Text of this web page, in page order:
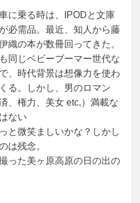
に乗る時は、IPODと文庫
必需品。最近、知人から藤
織の本が数冊回ってきた。
同じベビーブーマー世代な
、時代背景は想像力を使わ
る。しかし、男のロマン
、権力、美女 etc,）満載な
ない
と微笑ましいかな？しかし
は残念。
った美ヶ原高原の日の出の